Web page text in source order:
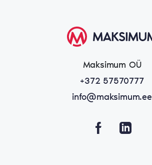
Maksimum OÜ
+372 57570777
info@maksimum.ee